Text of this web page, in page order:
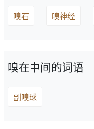
嗅石 嗅神经
嗅在中间的词语
副嗅球